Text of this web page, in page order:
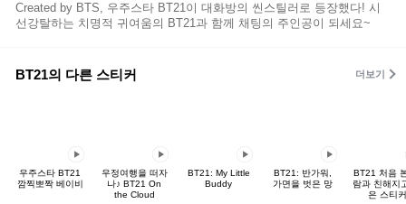
Created by BTS, 우주스타 BT21이 대화방의 씬스틸러로 등장했다! 시
선강탈하는 치명적 귀여움의 BT21과 함께 채팅의 주인공이 되세요~
BT21의 다른 스티커 더보기
우주스타 BT21
깜찍뽀짝 베이비
우정여행을 떠자
나♪ BT21 On
the Cloud
BT21: My Little
Buddy
BT21: 반가워,
가면을 벗은 망
BT21 처음
람과 친해지
은 스티커